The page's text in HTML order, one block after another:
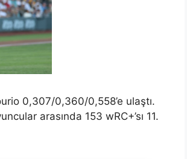
0,307/0,360/0,558’e ulaştı.
arasında 153 wRC+’sı 11.